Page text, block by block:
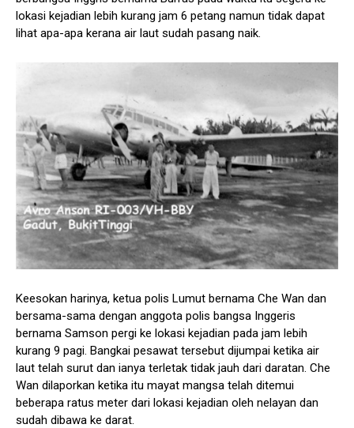
lokasi kejadian lebih kurang jam 6 petang namun tidak dapat
lihat apa-apa kerana air laut sudah pasang naik.
Keesokan harinya, ketua polis Lumut bernama Che Wan dan
bersama-sama dengan anggota polis bangsa Inggeris
bernama Samson pergi ke lokasi kejadian pada jam lebih
kurang 9 pagi. Bangkai pesawat tersebut dijumpai ketika air
laut telah surut dan ianya terletak tidak jauh dari daratan. Che
Wan dilaporkan ketika itu mayat mangsa telah ditemui
beberapa ratus meter dari lokasi kejadian oleh nelayan dan
sudah dibawa ke darat.